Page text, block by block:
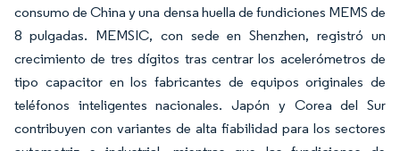
consumo de China y una densa huella de fundiciones MEMS de
8 pulgadas. MEMSIC, con sede en Shenzhen, registró un
crecimiento de tres dígitos tras centrar los acelerómetros de
tipo capacitor en los fabricantes de equipos originales de
teléfonos inteligentes nacionales. Japón y Corea del Sur
contribuyen con variantes de alta fiabilidad para los sectores